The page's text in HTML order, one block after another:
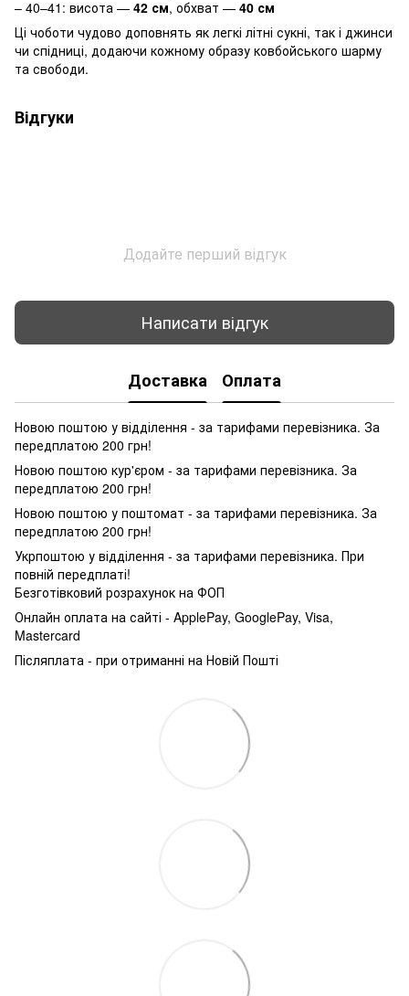
– 40–41: висота — 42 см, обхват — 40 см
Ці чоботи чудово доповнять як легкі літні сукні, так і джинси
чи спідниці, додаючи кожному образу ковбойського шарму
та свободи.
Відгуки
Додайте перший відгук
Написати відгук
Доставка Оплата
Новою поштою у відділення - за тарифами перевізника. За
передплатою 200 грн!
Новою поштою кур'єром - за тарифами перевізника. За
передплатою 200 грн!
Новою поштою у поштомат - за тарифами перевізника. За
передплатою 200 грн!
Укрпоштою у відділення - за тарифами перевізника. При
повній передплаті!
Безготівковий розрахунок на ФОП
Онлайн оплата на сайті - ApplePay, GooglePay, Visa,
Mastercard
Післяплата - при отриманні на Новій Пошті